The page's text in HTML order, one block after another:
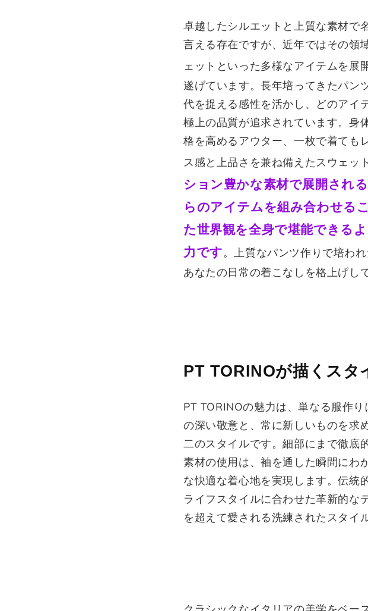
卓越したシルエットと上質な素材で
言える存在ですが、近年ではその領
ェットといった多様なアイテムを展
遂げています。長年培ってきたパン
代を捉える感性を活かし、どのアイ
極上の品質が追求されています。身
格を高めるアウター、一枚で着ても
ス感と上品さを兼ね備えたスウェット
ション豊かな素材で展開され
らのアイテムを組み合わせる
た世界観を全身で堪能できる
力です。上質なパンツ作りで培わ
あなたの日常の着こなしを格上げし
PT TORINOが描くスタ
PT TORINOの魅力は、単なる服作
の深い敬意と、常に新しいものを求
二のスタイルです。細部にまで徹底
素材の使用は、袖を通した瞬間にわ
な快適な着心地を実現します。伝統
ライフスタイルに合わせた革新的な
を超えて愛される洗練されたスタイ